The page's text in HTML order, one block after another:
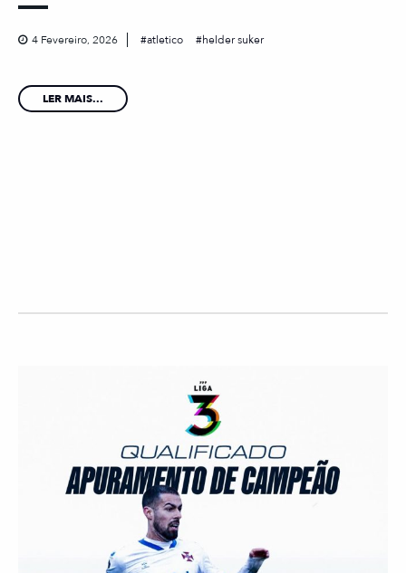
4 Fevereiro, 2026 atletico helder suker
LER MAIS...